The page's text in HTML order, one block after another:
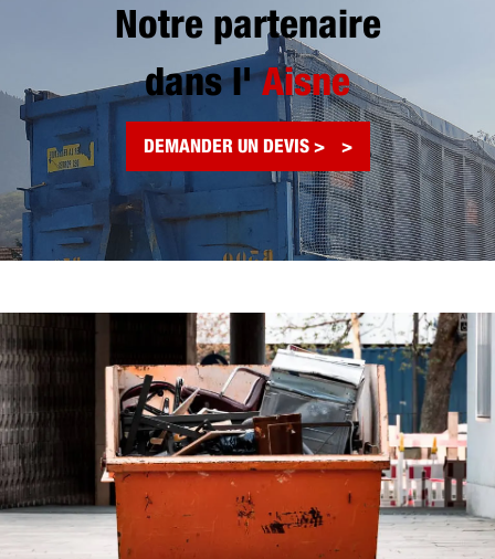
Notre partenaire
dans l'Aisne
DEMANDER UN DEVIS >